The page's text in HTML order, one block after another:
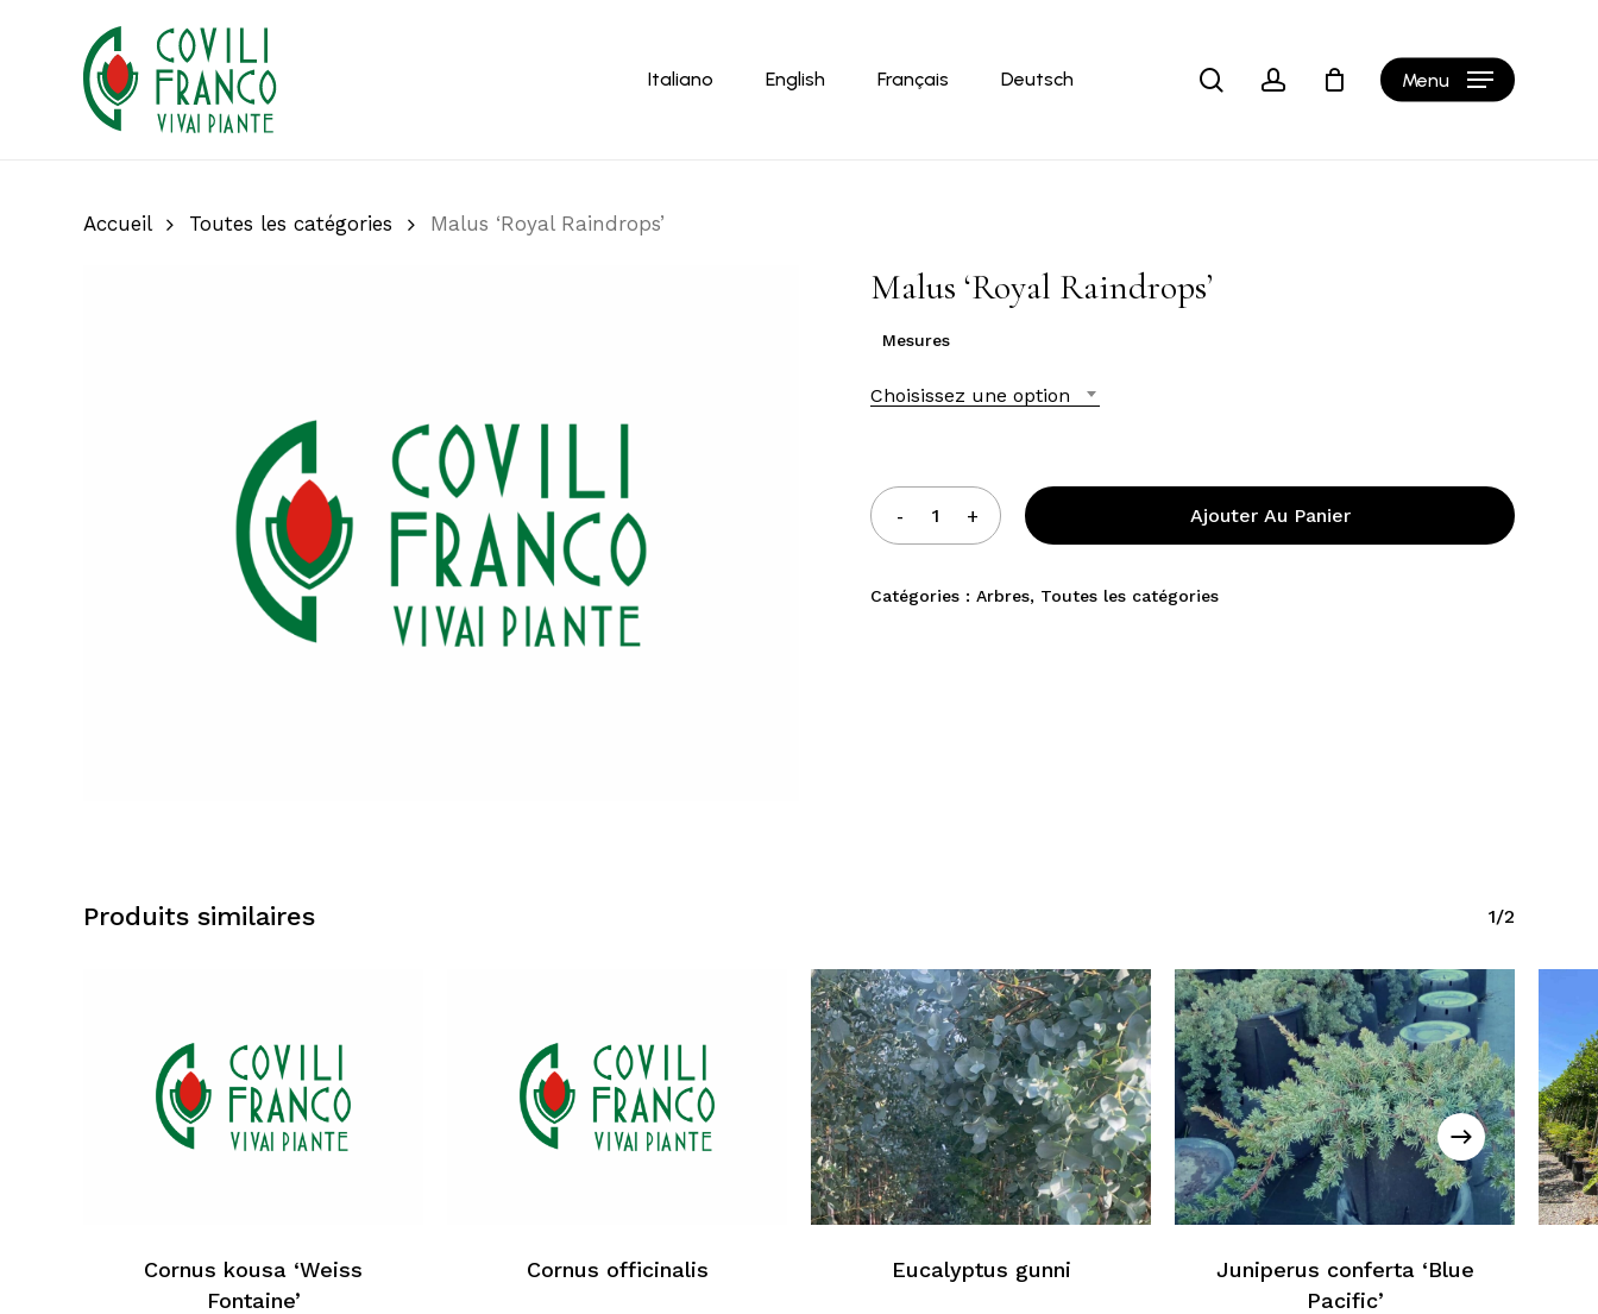
Italiano English Français Deutsch searchaccount Menu Cart
Aucun produit dans le panier
Retour À La Liste Web
Accueil Toutes les catégories Malus ‘Royal Raindrops’
Malus ‘Royal Raindrops’
Mesures
Choisissez une option
Ajouter Au Panier
Catégories :Arbres, Toutes les catégories
Produits similaires 1/2
Cornus kousa ‘Weiss
Fontaine’
Cornus officinalis Eucalyptus gunni
Juniperus conferta ‘Blue
Pacific’